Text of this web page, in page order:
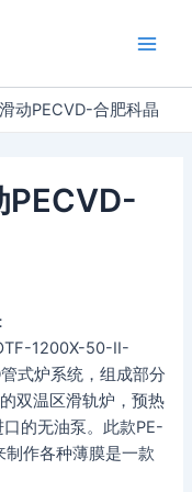
动PECVD-合肥科晶
PECVD-
1200X-50-II-
式炉系统，组成部分
双温区滑轨炉，预热
的无油泵。此款PE-
制作各种薄膜是一款